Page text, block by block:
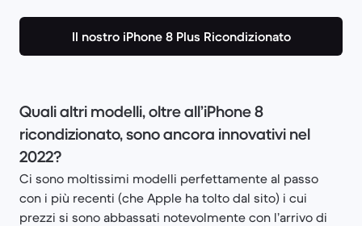
Il nostro iPhone 8 Plus Ricondizionato
Quali altri modelli, oltre all’iPhone 8
ricondizionato, sono ancora innovativi nel
2022?
Ci sono moltissimi modelli perfettamente al passo
con i più recenti (che Apple ha tolto dal sito) i cui
prezzi si sono abbassati notevolmente con l’arrivo di